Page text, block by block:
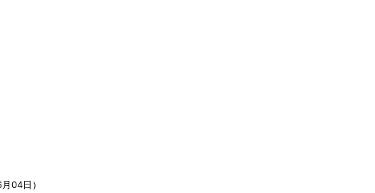
04日 ）